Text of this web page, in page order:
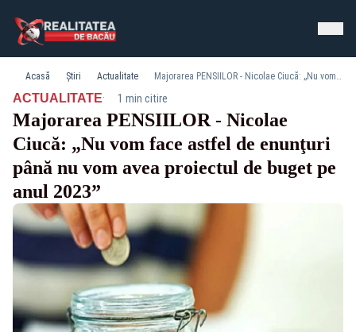
Acasă Știri Actualitate Majorarea PENSIILOR - Nicolae Ciucă: „Nu vom face astfel de enunţuri până nu vom avea proiectul de buget pe anul 2023”
ACTUALITATE· 1 min citire
Majorarea PENSIILOR - Nicolae
Ciucă: „Nu vom face astfel de enunţuri
până nu vom avea proiectul de buget pe
anul 2023”